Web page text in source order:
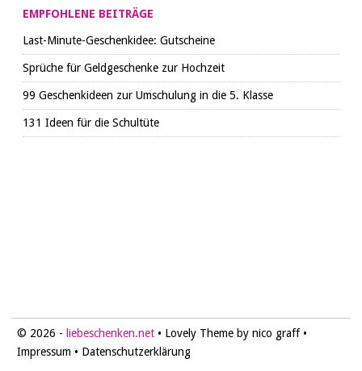
EMPFOHLENE BEITRÄGE
Last-Minute-Geschenkidee: Gutscheine
Sprüche für Geldgeschenke zur Hochzeit
99 Geschenkideen zur Umschulung in die 5. Klasse
131 Ideen für die Schultüte
© 2026 - liebeschenken.net • Lovely Theme by nico graff •
Impressum • Datenschutzerklärung